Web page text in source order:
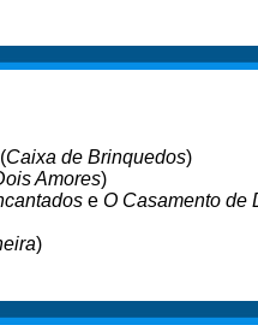
Caixa de Brinquedos)
Amores)
e O Casamento de
)